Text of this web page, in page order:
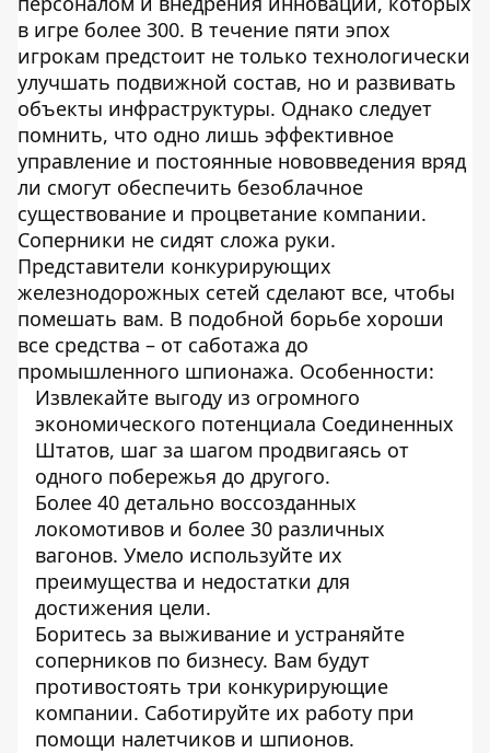
в игре более 300. В течение пяти эпох
игрокам предстоит не только технологически
улучшать подвижной состав, но и развивать
объекты инфраструктуры. Однако следует
помнить, что одно лишь эффективное
управление и постоянные нововведения вряд
ли смогут обеспечить безоблачное
существование и процветание компании.
Соперники не сидят сложа руки.
Представители конкурирующих
железнодорожных сетей сделают все, чтобы
помешать вам. В подобной борьбе хороши
все средства – от саботажа до
промышленного шпионажа. Особенности:
Извлекайте выгоду из огромного
экономического потенциала Соединенных
Штатов, шаг за шагом продвигаясь от
одного побережья до другого.
Более 40 детально воссозданных
локомотивов и более 30 различных
вагонов. Умело используйте их
преимущества и недостатки для
достижения цели.
Боритесь за выживание и устраняйте
соперников по бизнесу. Вам будут
противостоять три конкурирующие
компании. Саботируйте их работу при
помощи налетчиков и шпионов.